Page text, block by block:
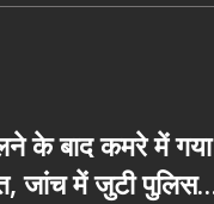
के बाद कमरे में
जांच में जुटी